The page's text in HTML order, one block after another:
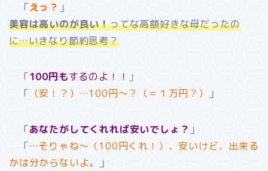
「えっ？ 」
美容は高いのが良い！ってな高額好きな母だったの
に…いきなり節約思考？
「100円もするのよ！！ 」
「 （安！？）…100円～？（＝１万円？） 」
「あなたがしてくれれば安いでしょ？ 」
「…そりゃね～（100円くれ！）、安いけど、出来る
かは分からないよ。
」